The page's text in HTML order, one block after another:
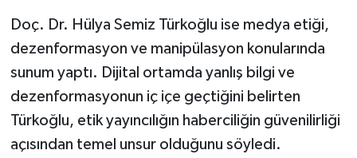
Doç. Dr. Hülya Semiz Türkoğlu ise medya etiği,
dezenformasyon ve manipülasyon konularında
sunum yaptı. Dijital ortamda yanlış bilgi ve
dezenformasyonun iç içe geçtiğini belirten
Türkoğlu, etik yayıncılığın haberciliğin güvenilirliği
açısından temel unsur olduğunu söyledi.